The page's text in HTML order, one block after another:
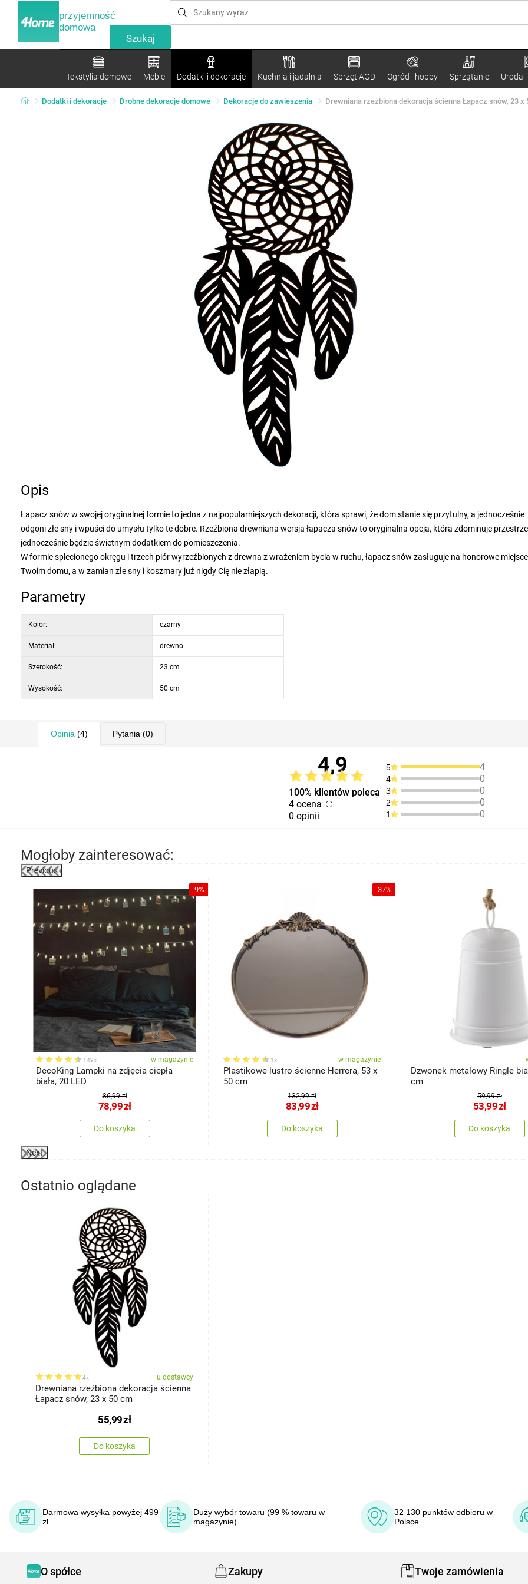
przyjemność
domowa
Tekstylia domowe Meble Dodatki i dekoracje Kuchnia i jadalnia Sprzęt AGD Ogród i hobby Sprzątanie Uroda
Dodatki i dekoracje Drobne dekoracje domowe Dekoracje do zawieszenia Drewniana rzeźbiona dekoracja ścienna Łapacz snów, 23 x
Opis
Łapacz snów w swojej oryginalnej formie to jedna z najpopularniejszych dekoracji, która sprawi, że dom stanie się przytulny, a jednocześnie
odgoni złe sny i wpuści do umysłu tylko te dobre. Rzeźbiona drewniana wersja łapacza snów to oryginalna opcja, która zdominuje
jednocześnie będzie świetnym dodatkiem do pomieszczenia.
W formie splecionego okręgu i trzech piór wyrzeźbionych z drewna z wrażeniem bycia w ruchu, łapacz snów zasługuje na honorowe
Twoim domu, a w zamian złe sny i koszmary już nigdy Cię nie złapią.
Parametry
Kolor: czarny
Materiał: drewno
Szerokość: 23 cm
Wysokość: 50 cm
Opinia (4) Pytania (0)
4,9
100% klientów poleca
4 ocena
0 opinii
5 4
4 0
3 0
2 0
1 0
Mogłoby zainteresować:
Previous
-9%
149x w magazynie
DecoKing Lampki na zdjęcia ciepła
biała, 20 LED
86,99 zł
78,99zł
Do koszyka
-37%
1x w magazynie
Plastikowe lustro ścienne Herrera, 53 x
50 cm
132,99 zł
83,99zł
Do koszyka
Dzwonek metalowy Ringle
cm
59,99 zł
53,99zł
Do koszyka
Next
Ostatnio oglądane
4x u dostawcy
Drewniana rzeźbiona dekoracja ścienna
Łapacz snów, 23 x 50 cm
55,99zł
Do koszyka
Darmowa wysyłka powyżej 499
zł
Duży wybór towaru (99 % towaru w
magazynie)
32 130 punktów odbioru w
Polsce
O spółce Zakupy Twoje zamówienia